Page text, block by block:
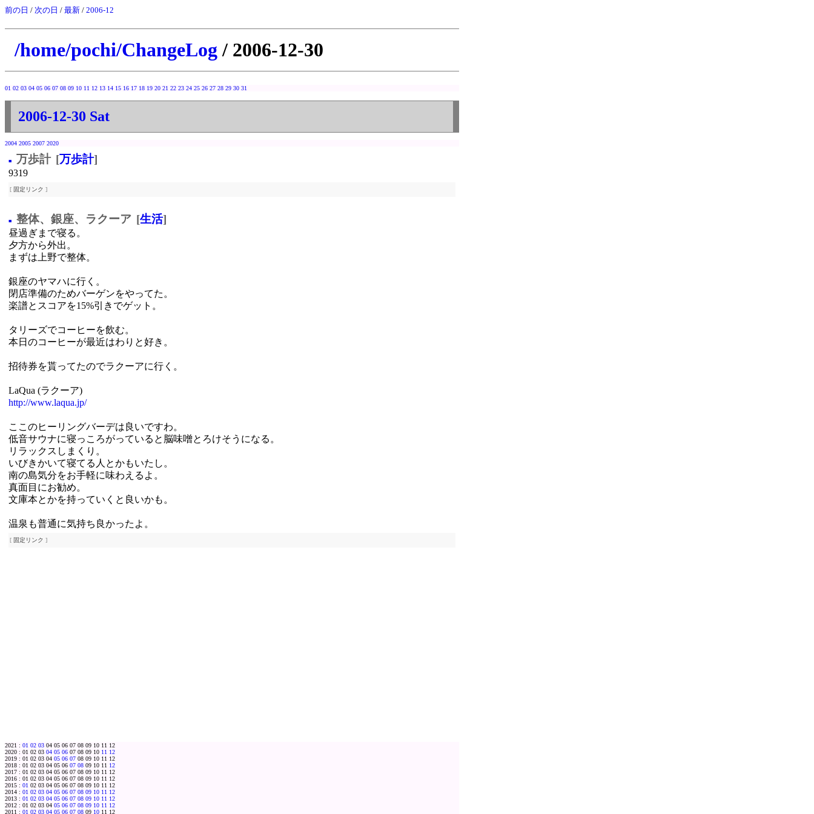
前の日 / 次の日 / 最新 / 2006-12
/home/pochi/ChangeLog/ 2006-12-30
01 02 03 04 05 06 07 08 09 10 11 12 13 14 15 16 17 18 19 20 21 22 23 24 25 26 27 28 29 30 31
2006-12-30 Sat
2004 2005 2007 2020
■ 万歩計 [万歩計]
9319
[ 固定リンク ]
■ 整体、銀座、ラクーア [生活]
昼過ぎまで寝る。
夕方から外出。
まずは上野で整体。
銀座のヤマハに行く。
閉店準備のためバーゲンをやってた。
楽譜とスコアを15%引きでゲット。
タリーズでコーヒーを飲む。
本日のコーヒーが最近はわりと好き。
招待券を貰ってたのでラクーアに行く。
LaQua (ラクーア)
http://www.laqua.jp/
ここのヒーリングバーデは良いですわ。
低音サウナに寝っころがっていると脳味噌とろけそうになる。
リラックスしまくり。
いびきかいて寝てる人とかもいたし。
南の島気分をお手軽に味わえるよ。
真面目にお勧め。
文庫本とかを持っていくと良いかも。
温泉も普通に気持ち良かったよ。
[ 固定リンク ]
2021 : 01 02 03 04 05 06 07 08 09 10 11 12
2020 : 01 02 03 04 05 06 07 08 09 10 11 12
2019 : 01 02 03 04 05 06 07 08 09 10 11 12
2018 : 01 02 03 04 05 06 07 08 09 10 11 12
2017 : 01 02 03 04 05 06 07 08 09 10 11 12
2016 : 01 02 03 04 05 06 07 08 09 10 11 12
2015 : 01 02 03 04 05 06 07 08 09 10 11 12
2014 : 01 02 03 04 05 06 07 08 09 10 11 12
2013 : 01 02 03 04 05 06 07 08 09 10 11 12
2012 : 01 02 03 04 05 06 07 08 09 10 11 12
2011 : 01 02 03 04 05 06 07 08 09 10 11 12